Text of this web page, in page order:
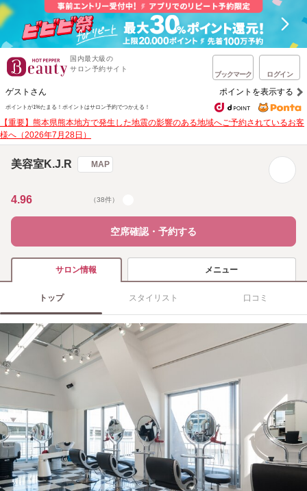
国内最大級の
サロン予約サイト
ブックマーク ログイン
ゲストさん ポイントを表示する
ポイントが1%たまる！ ポイントはサロン予約でつかえる！
【重要】熊本県熊本地方で発生した地震の影響のある地域へご予約されているお客
様へ（2026年7月28日）
美容室K.J.R MAP
4.96 （38件）
空席確認・予約する
サロン情報 メニュー
トップ スタイリスト 口コミ